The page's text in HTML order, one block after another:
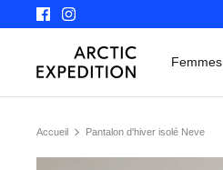
to
Femmes
Accueil Pantalon d'hiver isolé Neve